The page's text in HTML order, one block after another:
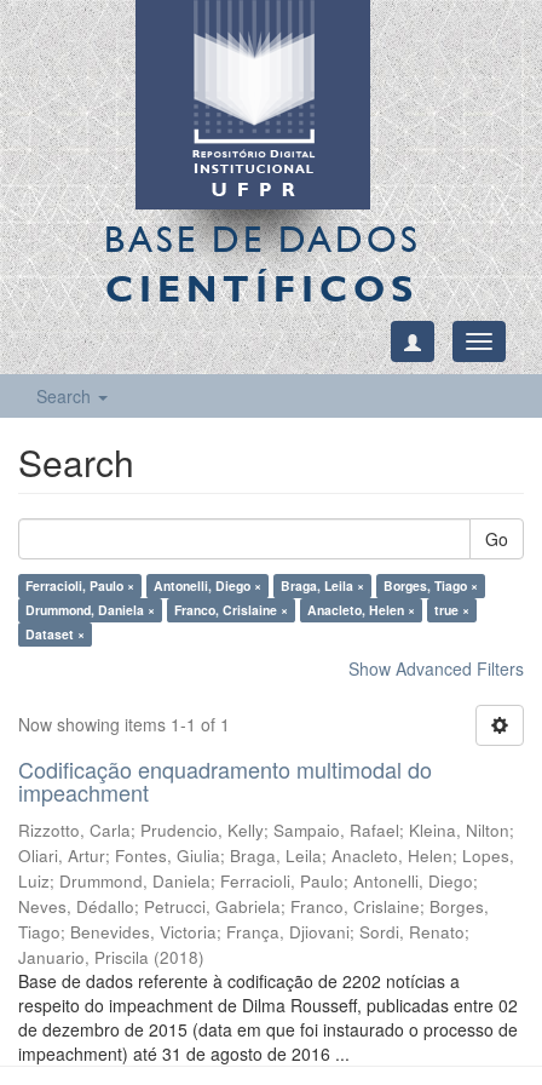
BASE DE DADOS
CIENTÍFICOS
Toggle
Search
Search
Go
Ferracioli, Paulo × Antonelli, Diego × Braga, Leila ×
Borges, Tiago ×
Drummond, Daniela ×
Franco, Crislaine × Anacleto, Helen ×
true ×
Dataset ×
Show Advanced Filters
Now showing items 1-1 of 1
Codificação enquadramento multimodal do
impeachment
Rizzotto, Carla; Prudencio, Kelly; Sampaio, Rafael; Kleina, Nilton;
Oliari, Artur; Fontes, Giulia; Braga, Leila; Anacleto, Helen; Lopes,
Luiz; Drummond, Daniela; Ferracioli, Paulo; Antonelli, Diego;
Neves, Dédallo; Petrucci, Gabriela; Franco, Crislaine; Borges,
Tiago; Benevides, Victoria; França, Djiovani; Sordi, Renato;
Januario, Priscila (2018)
Base de dados referente à codificação de 2202 notícias a
respeito do impeachment de Dilma Rousseff, publicadas entre 02
de dezembro de 2015 (data em que foi instaurado o processo de
impeachment) até 31 de agosto de 2016 ...